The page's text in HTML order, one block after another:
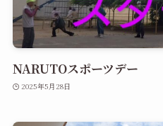
NARUTOスポーツデー
2025年5月28日